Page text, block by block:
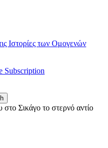
Ιστορίες των Ομογενών
Subscription
στο Σικάγο το στερνό αντίο